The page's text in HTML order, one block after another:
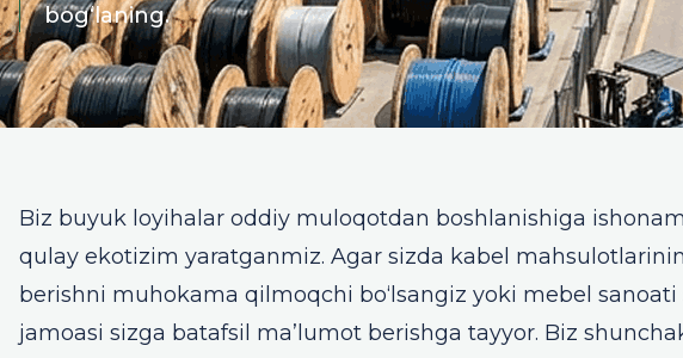
bog‘laning.
Biz buyuk loyihalar oddiy muloqotdan boshlanishiga
qulay ekotizim yaratganmiz. Agar sizda kabel
berishni muhokama qilmoqchi bo‘lsangiz yoki mebel
jamoasi sizga batafsil ma’lumot berishga tayyor. Biz